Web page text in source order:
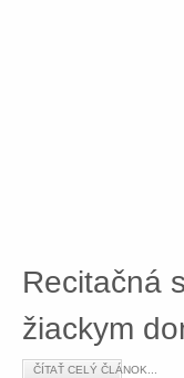
Recitačná
žiackym
ČÍTAŤ CELÝ ČLÁNOK...